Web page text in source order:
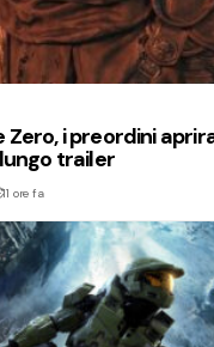
i preordini
trailer
11 ore fa